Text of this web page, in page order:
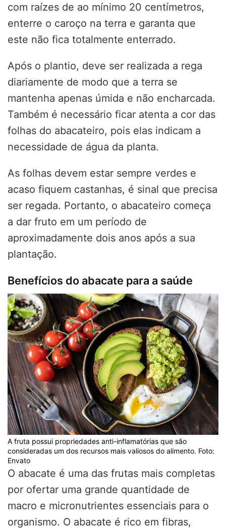
com raízes de ao mínimo 20 centímetros,
enterre o caroço na terra e garanta que
este não fica totalmente enterrado.
Após o plantio, deve ser realizada a rega
diariamente de modo que a terra se
mantenha apenas úmida e não encharcada.
Também é necessário ficar atenta a cor das
folhas do abacateiro, pois elas indicam a
necessidade de água da planta.
As folhas devem estar sempre verdes e
acaso fiquem castanhas, é sinal que precisa
ser regada. Portanto, o abacateiro começa
a dar fruto em um período de
aproximadamente dois anos após a sua
plantação.
Benefícios do abacate para a saúde
A fruta possui propriedades anti-inflamatórias que são
consideradas um dos recursos mais valiosos do alimento. Foto:
Envato
O abacate é uma das frutas mais completas
por ofertar uma grande quantidade de
macro e micronutrientes essenciais para o
organismo. O abacate é rico em fibras,